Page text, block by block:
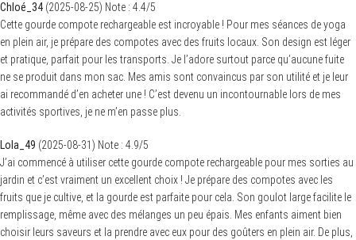
Chloé_34 (2025-08-25) Note : 4.4/5
Cette gourde compote rechargeable est incroyable ! Pour mes séances de yoga
en plein air, je prépare des compotes avec des fruits locaux. Son design est léger
et pratique, parfait pour les transports. Je l’adore surtout parce qu’aucune fuite
ne se produit dans mon sac. Mes amis sont convaincus par son utilité et je leur
ai recommandé d’en acheter une ! C’est devenu un incontournable lors de mes
activités sportives, je ne m’en passe plus.
Lola_49 (2025-08-31) Note : 4.9/5
J’ai commencé à utiliser cette gourde compote rechargeable pour mes sorties au
jardin et c’est vraiment un excellent choix ! Je prépare des compotes avec les
fruits que je cultive, et la gourde est parfaite pour cela. Son goulot large facilite le
remplissage, même avec des mélanges un peu épais. Mes enfants aiment bien
choisir leurs saveurs et la prendre avec eux pour des goûters en plein air. De plus,